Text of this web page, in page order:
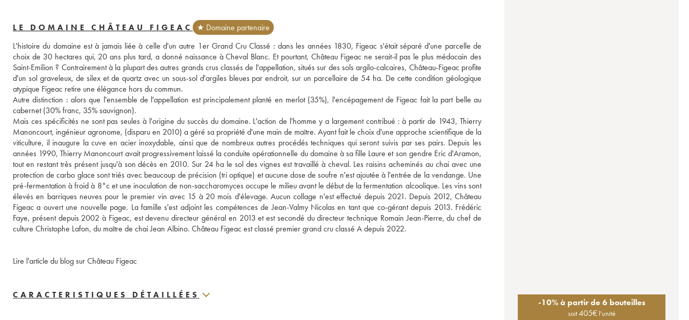
LE DOMAINE CHÂTEAU FIGEAC
★ Domaine partenaire
L'histoire du domaine est à jamais liée à celle d'un autre 1er Grand Cru Classé : dans les années 1830, Figeac s'était séparé d'une parcelle de
choix de 30 hectares qui, 20 ans plus tard, a donné naissance à Cheval Blanc. Et pourtant, Château Figeac ne serait-il pas le plus médocain des
Saint-Emilion ? Contrairement à la plupart des autres grands crus classés de l'appellation, situés sur des sols argilo-calcaires, Château-Figeac profite
d'un sol graveleux, de silex et de quartz avec un sous-sol d'argiles bleues par endroit, sur un parcellaire de 54 ha. De cette condition géologique
atypique Figeac retire une élégance hors du commun.
Autre distinction : alors que l'ensemble de l'appellation est principalement planté en merlot (35%), l'encépagement de Figeac fait la part belle au
cabernet (30% franc, 35% sauvignon).
Mais ces spécificités ne sont pas seules à l'origine du succès du domaine. L'action de l'homme y a largement contribué : à partir de 1943, Thierry
Manoncourt, ingénieur agronome, (disparu en 2010) a géré sa propriété d'une main de maître. Ayant fait le choix d'une approche scientifique de la
viticulture, il inaugure la cuve en acier inoxydable, ainsi que de nombreux autres procédés techniques qui seront suivis par ses pairs. Depuis les
années 1990, Thierry Manoncourt avait progressivement laissé la conduite opérationnelle du domaine à sa fille Laure et son gendre Eric d'Aramon,
tout en restant très présent jusqu'à son décès en 2010. Sur 24 ha le sol des vignes est travaillé à cheval. Les raisins acheminés au chai avec une
protection de carbo glace sont triés avec beaucoup de précision (tri optique) et aucune dose de soufre n'est ajoutée à l'entrée de la vendange. Une
pré-fermentation à froid à 8°c et une inoculation de non-saccharomyces occupe le milieu avant le début de la fermentation alcoolique. Les vins sont
élevés en barriques neuves pour le premier vin avec 15 à 20 mois d'élevage. Aucun collage n'est effectué depuis 2021. Depuis 2012, Château
Figeac a ouvert une nouvelle page. La famille s'est adjoint les compétences de Jean-Valmy Nicolas en tant que co-gérant depuis 2013. Frédéric
Faye, présent depuis 2002 à Figeac, est devenu directeur général en 2013 et est secondé du directeur technique Romain Jean-Pierre, du chef de
culture Christophe Lafon, du maître de chai Jean Albino. Château Figeac est classé premier grand cru classé A depuis 2022.
Lire l'article du blog sur Château Figeac
CARACTERISTIQUES DÉTAILLÉES
-10% à partir de 6 bouteilles
soit405€ l'unité